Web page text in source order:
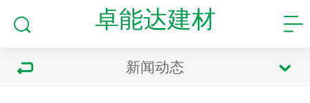
卓能达建材
新闻动态